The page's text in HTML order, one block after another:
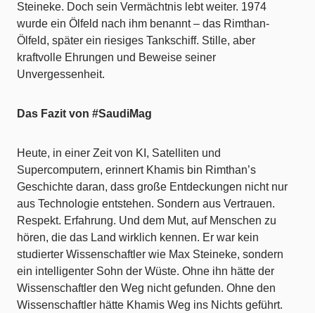
Steineke. Doch sein Vermächtnis lebt weiter. 1974
wurde ein Ölfeld nach ihm benannt – das Rimthan-
Ölfeld, später ein riesiges Tankschiff. Stille, aber
kraftvolle Ehrungen und Beweise seiner
Unvergessenheit.
Das Fazit von #SaudiMag
Heute, in einer Zeit von KI, Satelliten und
Supercomputern, erinnert Khamis bin Rimthan’s
Geschichte daran, dass große Entdeckungen nicht nur
aus Technologie entstehen. Sondern aus Vertrauen.
Respekt. Erfahrung. Und dem Mut, auf Menschen zu
hören, die das Land wirklich kennen. Er war kein
studierter Wissenschaftler wie Max Steineke, sondern
ein intelligenter Sohn der Wüste. Ohne ihn hätte der
Wissenschaftler den Weg nicht gefunden. Ohne den
Wissenschaftler hätte Khamis Weg ins Nichts geführt.